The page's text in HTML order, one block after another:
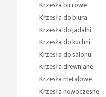
Krzesła biurowe
Krzesła do biura
Krzesła do jadalni
Krzesła do kuchni
Krzesła do salonu
Krzesła drewniane
Krzesła metalowe
Krzesła nowoczesne